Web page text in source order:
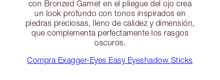
con Bronzed Garnet en el pliegue del ojo crea
un look profundo con tonos inspirados en
piedras preciosas, lleno de calidez y dimensión,
que complementa perfectamente los rasgos
oscuros.
Compra Exagger-Eyes Easy Eyeshadow Sticks